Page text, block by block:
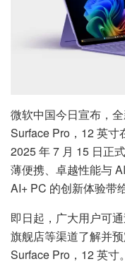
微软中国今日宣布，
Surface Pro，12 英寸
2025 年 7 月 15 日正
薄便携、卓越性能与
AI+ PC 的创新体验带
即日起，广大用户可
旗舰店等渠道了解并
Surface Pro，12 英寸。